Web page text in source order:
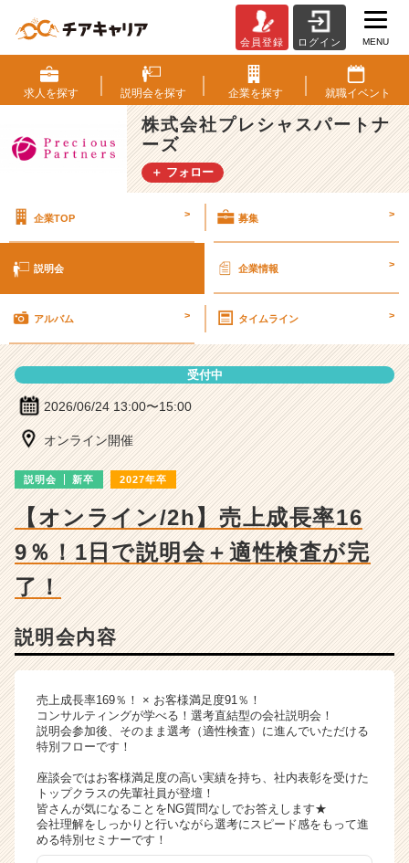
式
会
社
プ
レ
シ
ャ
ー
ー
詳
ベ
ン
ャ
ー・
成
カ
ウ
ト
届
く
就
活
サ
会員登録 ログイン MENU
求人を探す 説明会を探す 企業を探す 就職イベント
株式会社プレシャスパートナ
ーズ
＋ フォロー
企業TOP > 募集 >
説明会 企業情報 >
アルバム > タイムライン >
受付中
2026/06/24 13:00〜15:00
オンライン開催
説明会 新卒 2027年卒
【オンライン/2h】売上成長率16
9％！1日で説明会＋適性検査が完
了！
説明会内容
売上成長率169％！ × お客様満足度91％！
コンサルティングが学べる！選考直結型の会社説明会！
説明会参加後、そのまま選考（適性検査）に進んでいただける
特別フローです！
座談会ではお客様満足度の高い実績を持ち、社内表彰を受けた
トップクラスの先輩社員が登壇！
皆さんが気になることをNG質問なしでお答えします★
会社理解をしっかりと行いながら選考にスピード感をもって進
める特別セミナーです！